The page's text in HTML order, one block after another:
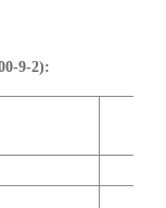
9-2):